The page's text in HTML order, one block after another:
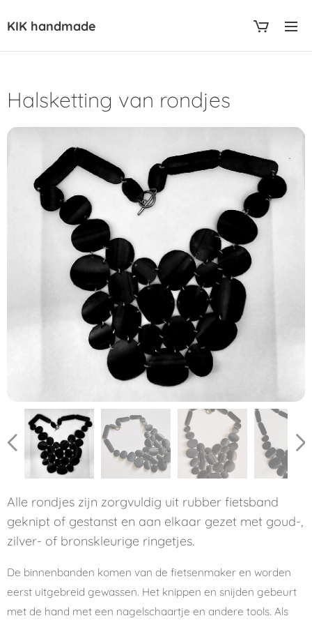
KIK handmade
Halsketting van rondjes
Alle rondjes zijn zorgvuldig uit rubber fietsband
geknipt of gestanst en aan elkaar gezet met goud-,
zilver- of bronskleurige ringetjes.
De binnenbanden komen van de fietsenmaker en worden
eerst uitgebreid gewassen. Het knippen en snijden gebeurt
met de hand met een nagelschaartje en andere tools. Als